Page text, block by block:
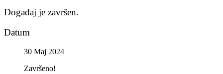
Događaj je završen.
Datum
30 Maj 2024
Završeno!